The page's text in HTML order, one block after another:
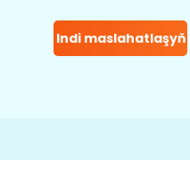
Indi maslahatlaşyň